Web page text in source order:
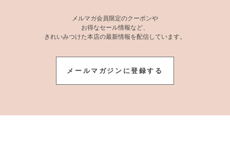
メルマガ会員限定のクーポンや
お得なセール情報など、
きれいみつけた本店の最新情報を配信しています。
メールマガジンに登録する